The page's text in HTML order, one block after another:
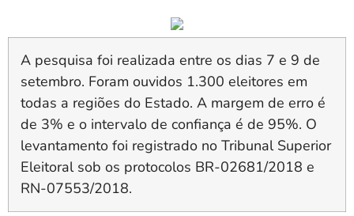
A pesquisa foi realizada entre os dias 7 e 9 de
setembro. Foram ouvidos 1.300 eleitores em
todas a regiões do Estado. A margem de erro é
de 3% e o intervalo de confiança é de 95%. O
levantamento foi registrado no Tribunal Superior
Eleitoral sob os protocolos BR-02681/2018 e
RN-07553/2018.